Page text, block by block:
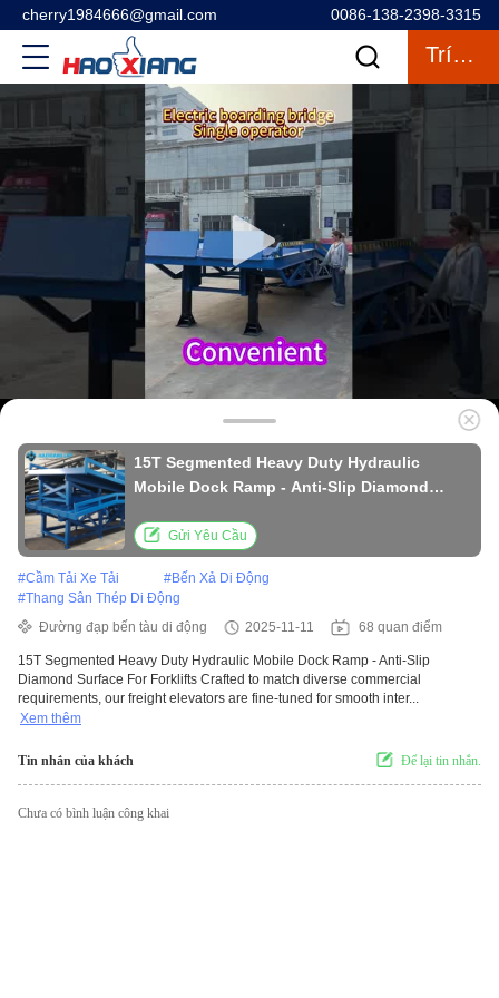
cherry1984666@gmail.com 0086-138-2398-3315
Trích Dẫn
15T Segmented Heavy Duty Hydraulic
Mobile Dock Ramp - Anti-Slip Diamond
Gửi Yêu Cầu
#Cầm Tải Xe Tải #Bến Xả Di Động
#Thang Sân Thép Di Động
Đường đạp bến tàu di động
2025-11-11 68 quan điểm
15T Segmented Heavy Duty Hydraulic Mobile Dock Ramp - Anti-Slip
Diamond Surface For Forklifts Crafted to match diverse commercial
requirements, our freight elevators are fine-tuned for smooth inter...
Xem thêm
Tin nhắn của khách Để lại tin nhắn.
Chưa có bình luận công khai